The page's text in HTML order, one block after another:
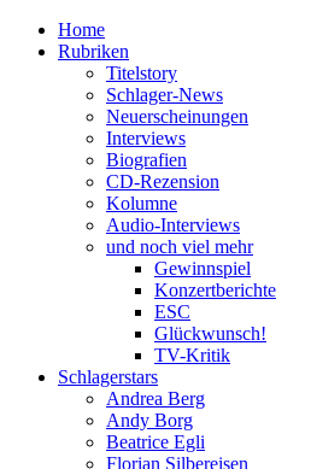
Home
Rubriken
Titelstory
Schlager-News
Neuerscheinungen
Interviews
Biografien
CD-Rezension
Kolumne
Audio-Interviews
und noch viel mehr
Gewinnspiel
Konzertberichte
ESC
Glückwunsch!
TV-Kritik
Schlagerstars
Andrea Berg
Andy Borg
Beatrice Egli
Florian Silbereisen